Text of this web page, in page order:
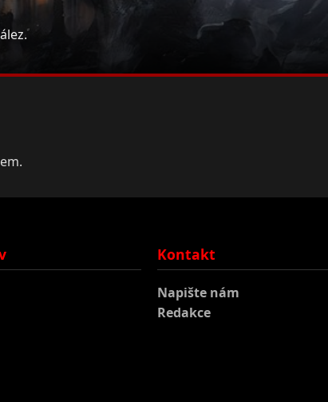
Kontakt
Napište nám
Redakce